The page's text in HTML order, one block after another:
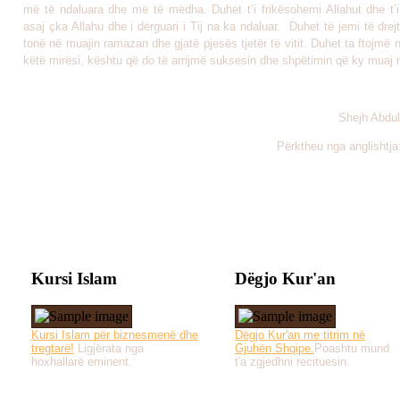
më të ndaluara dhe më të mëdha. Duhet t’i frikësohemi Allahut dhe
asaj çka Allahu dhe i dërguari i Tij na ka ndaluar. Duhet të jemi të
tonë në muajin ramazan dhe gjatë pjesës tjetër të vitit. Duhet ta ftojmë
këtë mirësi, kështu që do të arrijmë suksesin dhe shpëtimin që ky muaj
Shejh
Përktheu nga
Kursi Islam
Kursi Islam për biznesmenë dhe
tregtarë! Ligjërata nga
hoxhallarë eminent.
Dëgjo Kur'an
Dëgjo Kur'an me titrim në
Gjuhën Shqipe. Poashtu mund
t'a zgjedhni recituesin.